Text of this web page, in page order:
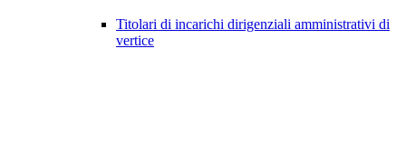
Titolari di incarichi dirigenziali amministrativi di
vertice